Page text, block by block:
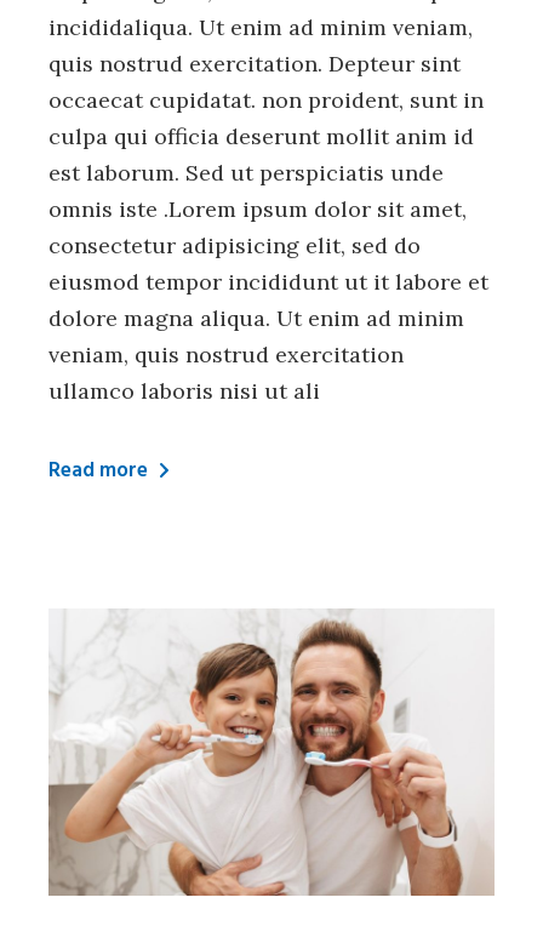
incididaliqua. Ut enim ad minim veniam,
quis nostrud exercitation. Depteur sint
occaecat cupidatat. non proident, sunt in
culpa qui officia deserunt mollit anim id
est laborum. Sed ut perspiciatis unde
omnis iste .Lorem ipsum dolor sit amet,
consectetur adipisicing elit, sed do
eiusmod tempor incididunt ut it labore et
dolore magna aliqua. Ut enim ad minim
veniam, quis nostrud exercitation
ullamco laboris nisi ut ali
Read more